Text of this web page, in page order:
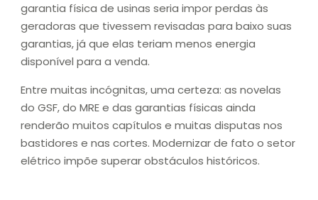
garantia física de usinas seria impor perdas às
geradoras que tivessem revisadas para baixo suas
garantias, já que elas teriam menos energia
disponível para a venda.
Entre muitas incógnitas, uma certeza: as novelas
do GSF, do MRE e das garantias físicas ainda
renderão muitos capítulos e muitas disputas nos
bastidores e nas cortes. Modernizar de fato o setor
elétrico impõe superar obstáculos históricos.